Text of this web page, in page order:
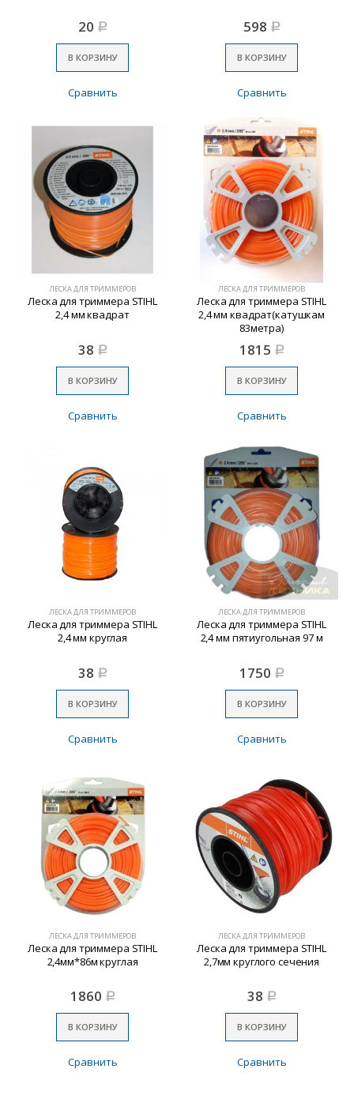
20 Р
В КОРЗИНУ
Сравнить
598 Р
В КОРЗИНУ
Сравнить
ЛЕСКА ДЛЯ ТРИММЕРОВ
Леска для триммера STIHL
2,4 мм квадрат
38 Р
В КОРЗИНУ
Сравнить
ЛЕСКА ДЛЯ ТРИММЕРОВ
Леска для триммера STIHL
2,4 мм квадрат(катушкам
83метра)
1815 Р
В КОРЗИНУ
Сравнить
ЛЕСКА ДЛЯ ТРИММЕРОВ
Леска для триммера STIHL
2,4 мм круглая
38 Р
В КОРЗИНУ
Сравнить
ЛЕСКА ДЛЯ ТРИММЕРОВ
Леска для триммера STIHL
2,4 мм пятиугольная 97 м
1750 Р
В КОРЗИНУ
Сравнить
ЛЕСКА ДЛЯ ТРИММЕРОВ
Леска для триммера STIHL
2,4мм*86м круглая
1860 Р
В КОРЗИНУ
Сравнить
ЛЕСКА ДЛЯ ТРИММЕРОВ
Леска для триммера STIHL
2,7мм круглого сечения
38 Р
В КОРЗИНУ
Сравнить